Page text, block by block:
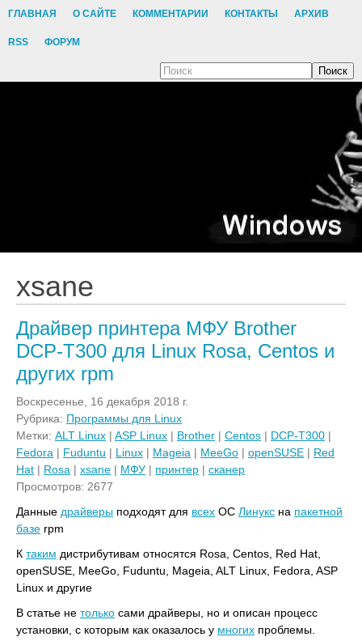
ГЛАВНАЯ О САЙТЕ КОММЕНТАРИИ КОНТАКТЫ АРХИВ
RSS ФОРУМ
Поиск
xsane
Драйвер принтера МФУ Brother
DCP-T300 для Linux Rosa, Centos и
других rpm
Воскресенье, 16 декабря 2018 г.
Рубрика: Программы для Linux
Метки: ALT Linux | ASP Linux | Brother | Centos | DCP-T300 |
Fedora | Fuduntu | Linux | Mageia | MeeGo | openSUSE | Red
Hat | Rosa | xsane | МФУ | принтер | сканер
Просмотров: 2677
Данные драйверы подходят для всех ОС Линукс на пакетной
базе rpm
К таким дистрибутивам относятся Rosa, Centos, Red Hat,
openSUSE, MeeGo, Fuduntu, Mageia, ALT Linux, Fedora, ASP
Linux и другие
В статье не только сами драйверы, но и описан процесс
установки, с которым как оказалось у многих проблемы.